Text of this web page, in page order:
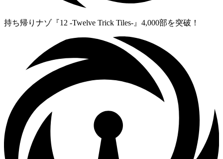
持ち帰りナゾ『12 -Twelve Trick Tiles-』4,000部を突破！